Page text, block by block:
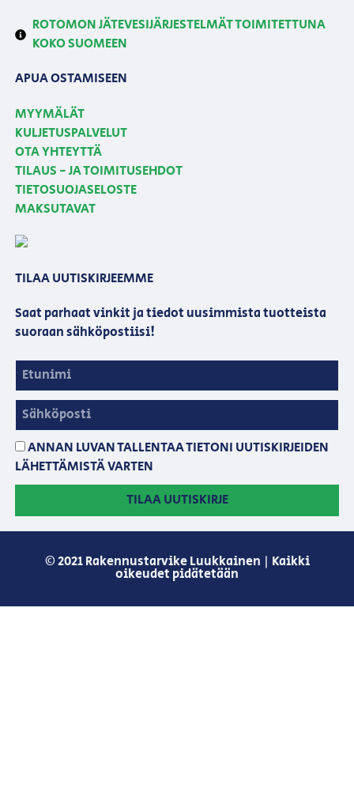
ROTOMON JÄTEVESIJÄRJESTELMÄT TOIMITETTUNA
KOKO SUOMEEN
APUA OSTAMISEEN
MYYMÄLÄT
KULJETUSPALVELUT
OTA YHTEYTTÄ
TILAUS - JA TOIMITUSEHDOT
TIETOSUOJASELOSTE
MAKSUTAVAT
TILAA UUTISKIRJEEMME
Saat parhaat vinkit ja tiedot uusimmista tuotteista
suoraan sähköpostiisi!
ANNAN LUVAN TALLENTAA TIETONI UUTISKIRJEIDEN
LÄHETTÄMISTÄ VARTEN
TILAA UUTISKIRJE
© 2021 Rakennustarvike Luukkainen | Kaikki
oikeudet pidätetään